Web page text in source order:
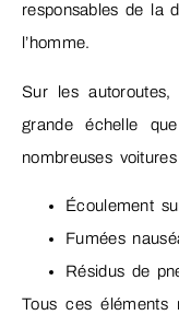
responsables de la
l’homme.
Sur les
grande échelle
nombreuses
Écoulement
Fumées
Résidus de
Tous ces éléments